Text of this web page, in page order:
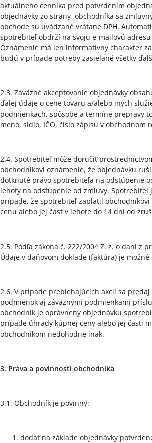
aktuálneho cenníka pred potvrdením
objednávky zo strany obchodníka sa
obchode sú uvádzané vrátane DPH.
spotrebiteľ obdrží na svoju e-mailovú
Oznámenie má len informatívny charakter
budú v prípade potreby zasielané všetky
2.3. Záväzné akceptovanie objednávky
ďalej údaje o cene tovaru a/alebo iných
podmienkach, spôsobe a termíne prepravy
meno, sídlo, IČO, číslo zápisu v
2.4. Spotrebiteľ môže doručiť
obchodníkovi oznámenie, že objednávku
dotknuté právo spotrebiteľa na odstúpenie
lehoty na odstúpenie od zmluvy.
prípade, že spotrebiteľ zaplatil
cenu alebo jej časť v lehote do 14 dní od
2.5. Podľa zákona č. 222/2004 Z. z. o dani z
Údaje v daňovom doklade (faktúra) je
2.6. V prípade prebiehajúcich akcií sa
podmienok aj záväznými podmienkami
obchodník je oprávnený objednávku
prípade úhrady kúpnej ceny alebo jej časti
obchodníkom nedohodne inak.
3. Práva a povinnosti obchodníka
3.1. Obchodník je povinný:
dodať na základe objednávky